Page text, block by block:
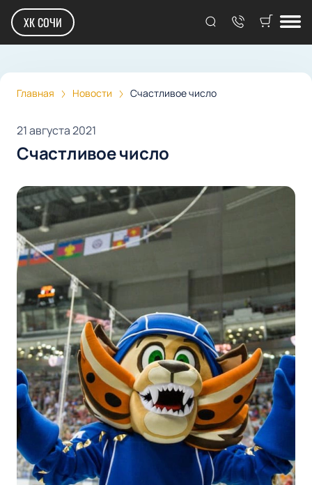
ХК СОЧИ
Главная Новости Счастливое число
21 августа 2021
Счастливое число